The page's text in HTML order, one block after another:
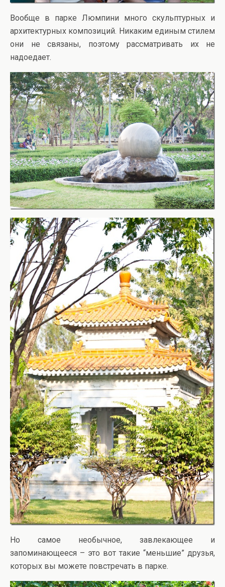
Вообще в парке Люмпини много скульптурных и
архитектурных композиций. Никаким единым стилем
они не связаны, поэтому рассматривать их не
надоедает.
Но самое необычное, завлекающее и
запоминающееся – это вот такие “меньшие” друзья,
которых вы можете повстречать в парке.